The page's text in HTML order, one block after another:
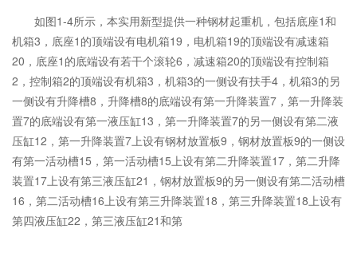
如图1-4所示，本实用新型提供一种钢材起重机，包括底座1和
机箱3，底座1的顶端设有电机箱19，电机箱19的顶端设有减速箱
20，底座1的底端设有若干个滚轮6，减速箱20的顶端设有控制箱
2，控制箱2的顶端设有机箱3，机箱3的一侧设有扶手4，机箱3的另
一侧设有升降槽8，升降槽8的底端设有第一升降装置7，第一升降装
置7的底端设有第一液压缸13，第一升降装置7的另一侧设有第二液
压缸12，第一升降装置7上设有钢材放置板9，钢材放置板9的一侧设
有第一活动槽15，第一活动槽15上设有第二升降装置17，第二升降
装置17上设有第三液压缸21，钢材放置板9的另一侧设有第二活动槽
16，第二活动槽16上设有第三升降装置18，第三升降装置18上设有
第四液压缸22，第三液压缸21和第